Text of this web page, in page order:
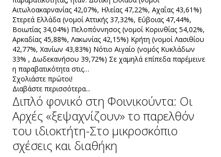
Αιτωλοακαρνανίας 42,07%, Ηλείας 47,22%, Αχαΐας 43,61%)
Στερεά Ελλάδα (νομοί Αττικής 37,32%, Εύβοιας 47,44%,
Βοιωτίας 34,04%) Πελοπόννησος (νομοί Κορινθίας 54,02%,
Αρκαδίας 45,88%, Λακωνίας 42,15%) Κρήτη (νομοί Λασιθίου
42,77%, Χανίων 43,83%) Νότιο Αιγαίο (νομός Κυκλάδων
33% , Δωδεκανήσου 39,72%) Σε χαμηλά επίπεδα παρέμεινε
η παραβατικότητα στις…
Σχολιάστε πρώτοι!
Διαβάστε περισσότερα...
Διπλό φονικό στη Φοινικούντα: Οι
Αρχές «ξεψαχνίζουν» το παρελθόν
του ιδιοκτήτη-Στο μικροσκόπιο
σχέσεις και διαθήκη